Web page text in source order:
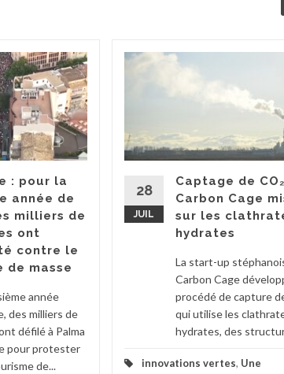
: pour la
année de
milliers de
ont
contre le
de masse
année
des milliers de
défilé à Palma
pour protester
de...
28
JUIL
Captage de
Carbon Cage
sur les
hydrates
La start-up
Carbon Cage
procédé de capture
qui utilise les
hydrates, des
innovations vertes, Une